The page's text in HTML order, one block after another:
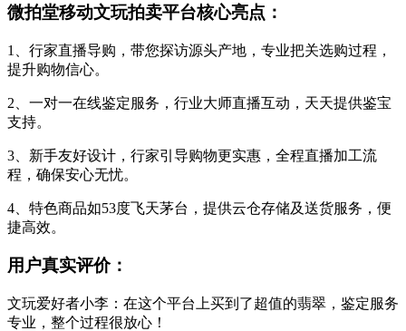
微拍堂移动文玩拍卖平台核心亮点：
1、行家直播导购，带您探访源头产地，专业把关选购过程，
提升购物信心。
2、一对一在线鉴定服务，行业大师直播互动，天天提供鉴宝
支持。
3、新手友好设计，行家引导购物更实惠，全程直播加工流
程，确保安心无忧。
4、特色商品如53度飞天茅台，提供云仓存储及送货服务，便
捷高效。
用户真实评价：
文玩爱好者小李：在这个平台上买到了超值的翡翠，鉴定服务
专业，整个过程很放心！